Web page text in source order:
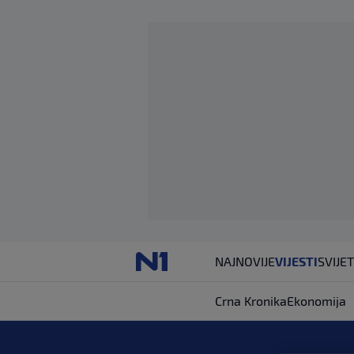
NAJNOVIJEVIJESTISVIJET
Crna KronikaEkonomija